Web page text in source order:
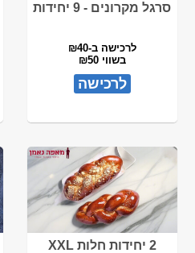
סרגל מקרונים - 9 יחידות
לרכישה ב-₪40
בשווי ₪50
לרכישה
2 יחידות חלות XXL